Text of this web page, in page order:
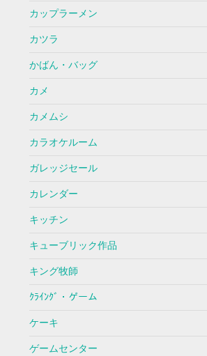
カップラーメン
カツラ
かばん・バッグ
カメ
カメムシ
カラオケルーム
ガレッジセール
カレンダー
キッチン
キューブリック作品
キング牧師
ｸﾗｲﾝｸﾞ・ゲーム
ケーキ
ゲームセンター